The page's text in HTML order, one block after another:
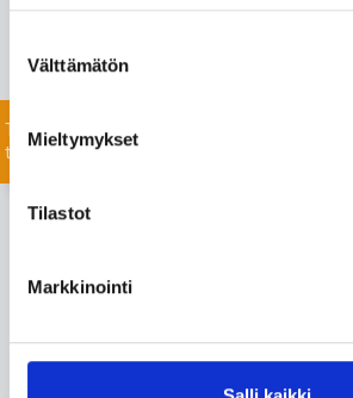
valinta
Välttämätön
Mieltymykset
Tilastot
Markkinointi
keskustellaan lisää!
Tiedustele
tuotteista